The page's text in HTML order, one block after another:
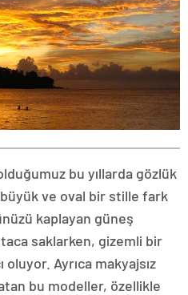
bu yıllarda gözlük
ve oval bir stille fark
kaplayan güneş
saklarken, gizemli bir
oluyor. Ayrıca makyajsız
bu modeller, özellikle